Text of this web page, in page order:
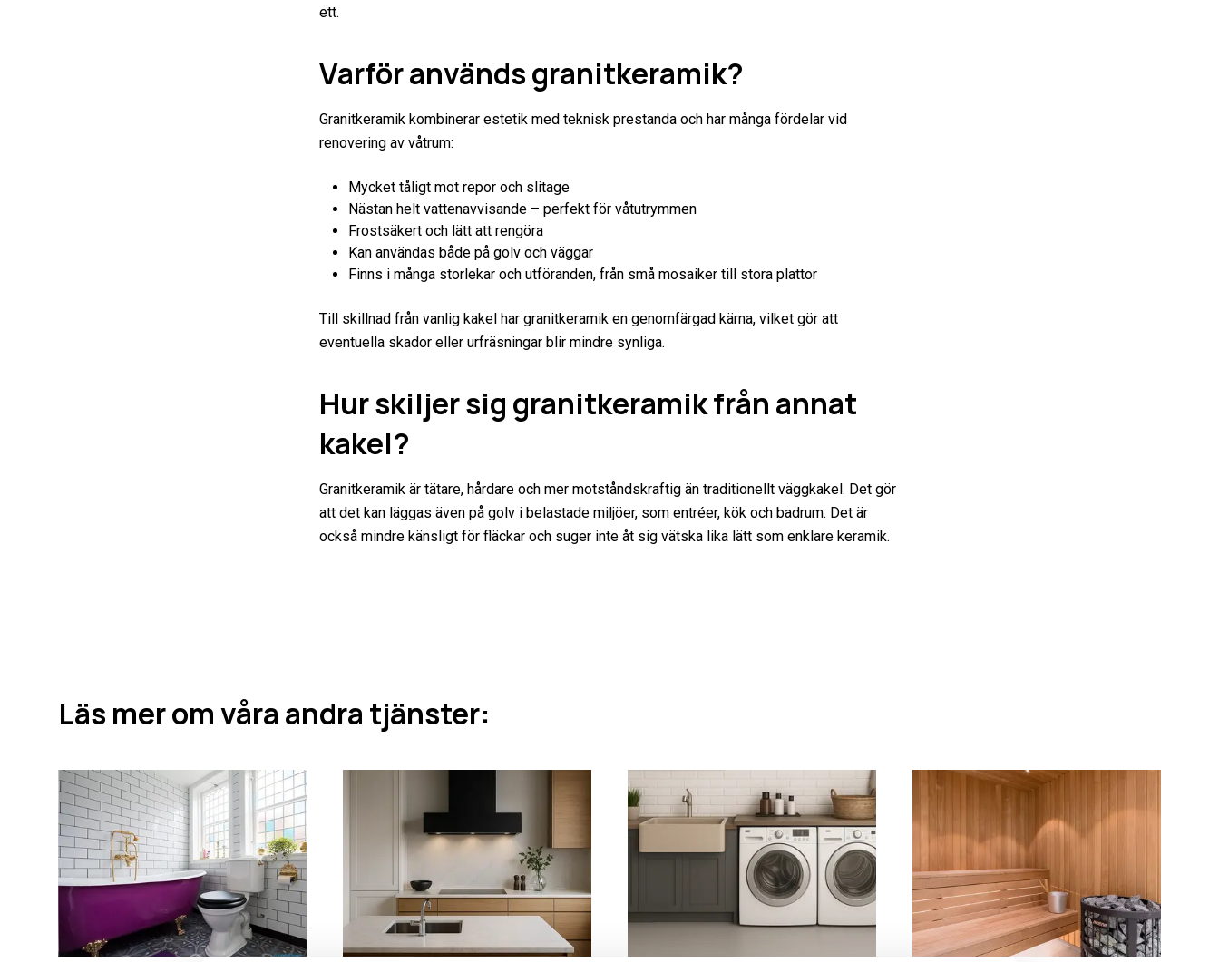
ett.
Varför används granitkeramik?
Granitkeramik kombinerar estetik med teknisk prestanda och har många fördelar vid
renovering av våtrum:
Mycket tåligt mot repor och slitage
Nästan helt vattenavvisande – perfekt för våtutrymmen
Frostsäkert och lätt att rengöra
Kan användas både på golv och väggar
Finns i många storlekar och utföranden, från små mosaiker till stora plattor
Till skillnad från vanlig kakel har granitkeramik en genomfärgad kärna, vilket gör att
eventuella skador eller urfräsningar blir mindre synliga.
Hur skiljer sig granitkeramik från annat
kakel?
Granitkeramik är tätare, hårdare och mer motståndskraftig än traditionellt väggkakel. Det gör
att det kan läggas även på golv i belastade miljöer, som entréer, kök och badrum. Det är
också mindre känsligt för fläckar och suger inte åt sig vätska lika lätt som enklare keramik.
Läs mer om våra andra tjänster: